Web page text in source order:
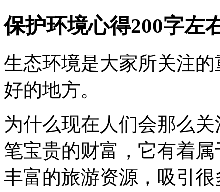
保护环境心得200字左
生态环境是大家所关注
好的地方。
为什么现在人们会那么
笔宝贵的财富，它有着
丰富的旅游资源，吸引